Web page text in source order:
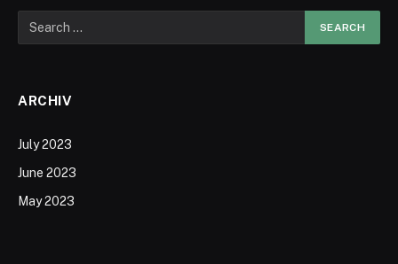
ARCHIV
July 2023
June 2023
May 2023